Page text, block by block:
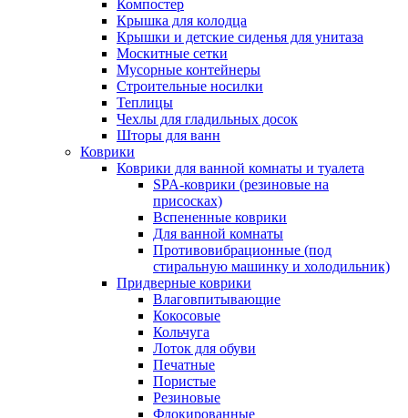
Компостер
Крышка для колодца
Крышки и детские сиденья для унитаза
Москитные сетки
Мусорные контейнеры
Строительные носилки
Теплицы
Чехлы для гладильных досок
Шторы для ванн
Коврики
Коврики для ванной комнаты и туалета
SPA-коврики (резиновые на
присосках)
Вспененные коврики
Для ванной комнаты
Противовибрационные (под
стиральную машинку и холодильник)
Придверные коврики
Влаговпитывающие
Кокосовые
Кольчуга
Лоток для обуви
Печатные
Пористые
Резиновые
Флокированные